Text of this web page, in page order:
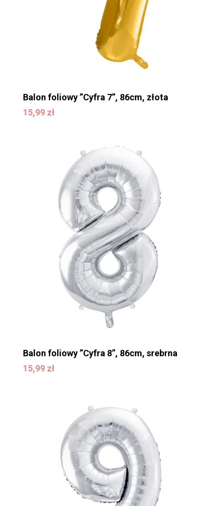
Balon foliowy ”Cyfra 7”, 86cm, złota
15,99 zł
15,99
Balon foliowy ”Cyfra 8”, 86cm, srebrna
15,99 zł
15,99zł